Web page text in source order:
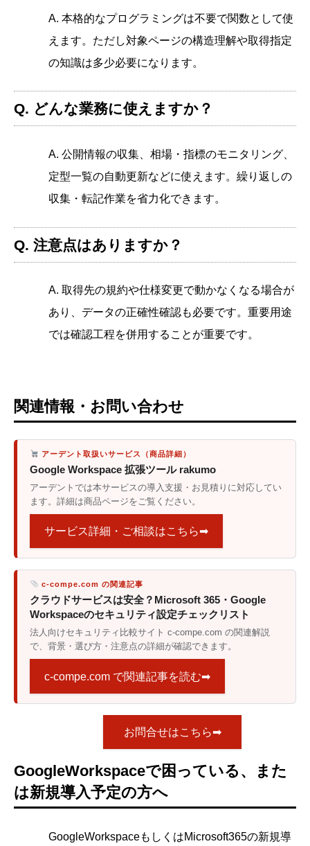
A. 本格的なプログラミングは不要で関数として使
えます。ただし対象ページの構造理解や取得指定
の知識は多少必要になります。
Q. どんな業務に使えますか？
A. 公開情報の収集、相場・指標のモニタリング、
定型一覧の自動更新などに使えます。繰り返しの
収集・転記作業を省力化できます。
Q. 注意点はありますか？
A. 取得先の規約や仕様変更で動かなくなる場合が
あり、データの正確性確認も必要です。重要用途
では確認工程を併用することが重要です。
関連情報・お問い合わせ
アーデント取扱いサービス（商品詳細）
Google Workspace 拡張ツール rakumo
アーデントでは本サービスの導入支援・お見積りに対応してい
ます。詳細は商品ページをご覧ください。
サービス詳細・ご相談はこちら➡
c-compe.com の関連記事
クラウドサービスは安全？Microsoft 365・Google
Workspaceのセキュリティ設定チェックリスト
法人向けセキュリティ比較サイト c-compe.com の関連解説
で、背景・選び方・注意点の詳細が確認できます。
c-compe.com で関連記事を読む➡
お問合せはこちら➡
GoogleWorkspaceで困っている、また
は新規導入予定の方へ
GoogleWorkspaceもしくはMicrosoft365の新規導